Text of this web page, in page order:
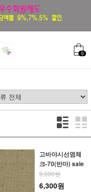
0
고바야시선염체
크-70(반마) sale
9,000원
6,300원